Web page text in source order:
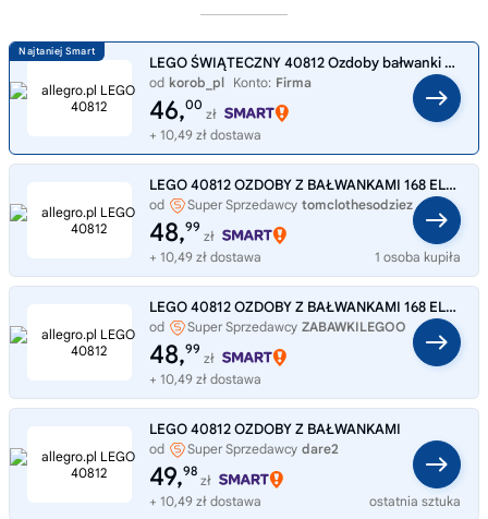
LEGO ŚWIĄTECZNY 40812 Ozdoby bałwanki na choinkę bombki, zestaw klocków 6+
od korob_pl Konto: Firma
46,00
zł
+ 10,49 zł dostawa
LEGO 40812 OZDOBY Z BAŁWANKAMI 168 ELEMENTÓW ZABAWKI DLA DZIECI LEGO
od Super Sprzedawcy tomclothesodziez
48,99
zł
+ 10,49 zł dostawa
1 osoba kupiła
LEGO 40812 OZDOBY Z BAŁWANKAMI 168 ELEMENTÓW ZABAWKI DLA DZIECI LEGO
od Super Sprzedawcy ZABAWKILEGOO
48,99
zł
+ 10,49 zł dostawa
LEGO 40812 OZDOBY Z BAŁWANKAMI
od Super Sprzedawcy dare2
49,98
zł
+ 10,49 zł dostawa
ostatnia sztuka